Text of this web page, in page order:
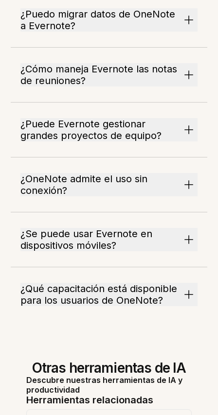
¿Puedo migrar datos de OneNote
a Evernote?
¿Cómo maneja Evernote las notas
de reuniones?
¿Puede Evernote gestionar
grandes proyectos de equipo?
¿OneNote admite el uso sin
conexión?
¿Se puede usar Evernote en
dispositivos móviles?
¿Qué capacitación está disponible
para los usuarios de OneNote?
Otras herramientas de IA
Descubre nuestras herramientas de IA y
productividad
Herramientas relacionadas